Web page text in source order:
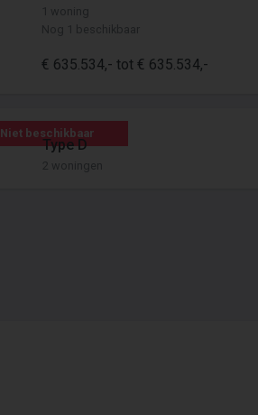
1 woning
Nog 1 beschikbaar
€ 635.534,- tot € 635.534,-
Niet beschikbaar
Type D
2 woningen